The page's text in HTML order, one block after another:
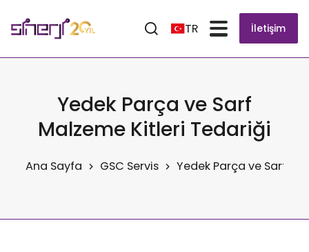
TR İletişim
Yedek Parça ve Sarf
Malzeme Kitleri Tedariği
Ana Sayfa GSC Servis Yedek Parça ve Sarf